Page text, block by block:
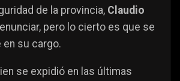
de la provincia, Claudio
pero lo cierto es que se
en su cargo.
se expidió en las últimas